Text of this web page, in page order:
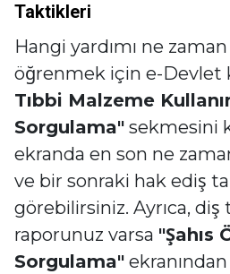
Taktikleri
Hangi yardımı ne
öğrenmek için e-Devlet
Tıbbi Malzeme
Sorgulama" sekmesini
ekranda en son ne
ve bir sonraki hak ediş
görebilirsiniz. Ayrıca,
raporunuz varsa "Şahıs
Sorgulama" ekranından